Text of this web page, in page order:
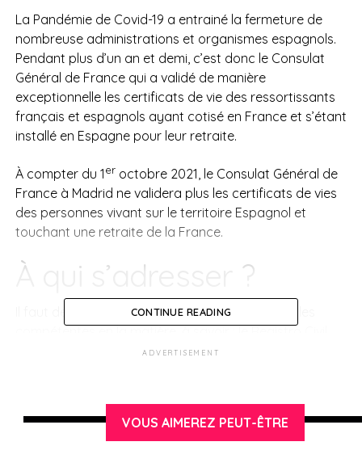
La Pandémie de Covid-19 a entrainé la fermeture de
nombreuse administrations et organismes espagnols.
Pendant plus d’un an et demi, c’est donc le Consulat
Général de France qui a validé de manière
exceptionnelle les certificats de vie des ressortissants
français et espagnols ayant cotisé en France et s’étant
installé en Espagne pour leur retraite.
À compter du 1eroctobre 2021, le Consulat Général de
France à Madrid ne validera plus les certificats de vies
des personnes vivant sur le territoire Espagnol et
touchant une retraite de la France.
À qui s’adresser ?
Il faut de nouveau s’adresser aux autorités locales
l’Instituto Nacional de la Seguridad Social ou la Mairie
Pour plus d’informations sur les certificats de vie,
cliquezici
CONTINUE READING
ADVERTISEMENT
VOUS AIMEREZ PEUT-ÊTRE